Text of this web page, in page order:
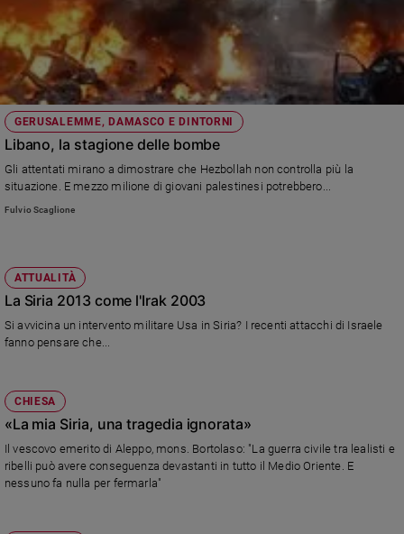
GERUSALEMME, DAMASCO E DINTORNI
Libano, la stagione delle bombe
Gli attentati mirano a dimostrare che Hezbollah non controlla più la
situazione. E mezzo milione di giovani palestinesi potrebbero...
Fulvio Scaglione
ATTUALITÀ
La Siria 2013 come l'Irak 2003
Si avvicina un intervento militare Usa in Siria? I recenti attacchi di Israele
fanno pensare che...
CHIESA
«La mia Siria, una tragedia ignorata»
Il vescovo emerito di Aleppo, mons. Bortolaso: "La guerra civile tra lealisti e
ribelli può avere conseguenza devastanti in tutto il Medio Oriente. E
nessuno fa nulla per fermarla"